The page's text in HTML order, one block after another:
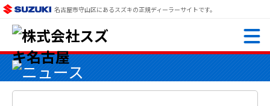
名古屋市守山区にあるスズキの正規ディーラーサイトです。